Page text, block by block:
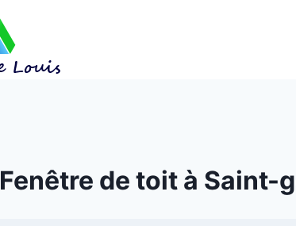
Fenêtre de toit à